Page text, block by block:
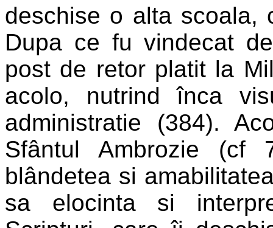
deschise o alta scoala,
Dupa ce fu vindecat
post de retor platit la
acolo, nutrind înca
administratie (384).
Sfântul Ambrozie
blândetea si
sa elocinta si